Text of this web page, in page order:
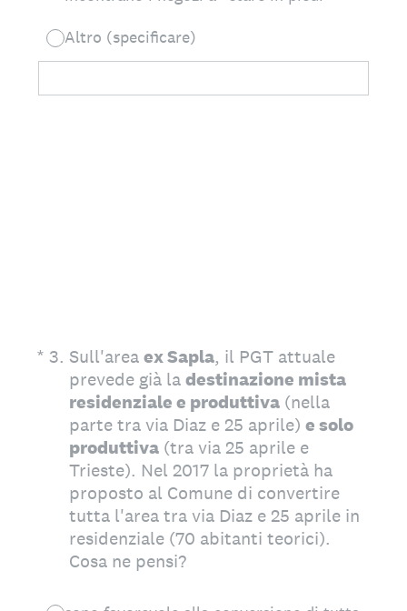
Altro (specificare)
* 3. Sull'areaex Sapla, il PGT attuale
prevede già ladestinazione mista
residenziale e produttiva (nella
parte tra via Diaz e 25 aprile) e solo
produttiva (tra via 25 aprile e
Trieste). Nel 2017 la proprietà ha
proposto al Comune di convertire
tutta l'area tra via Diaz e 25 aprile in
residenziale (70 abitanti teorici).
Cosa ne pensi?
(Obbligatorio)